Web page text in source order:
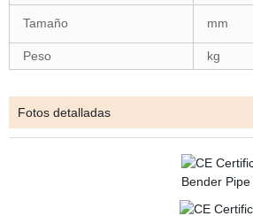
Tamaño mm
Peso
kg
Fotos detalladas